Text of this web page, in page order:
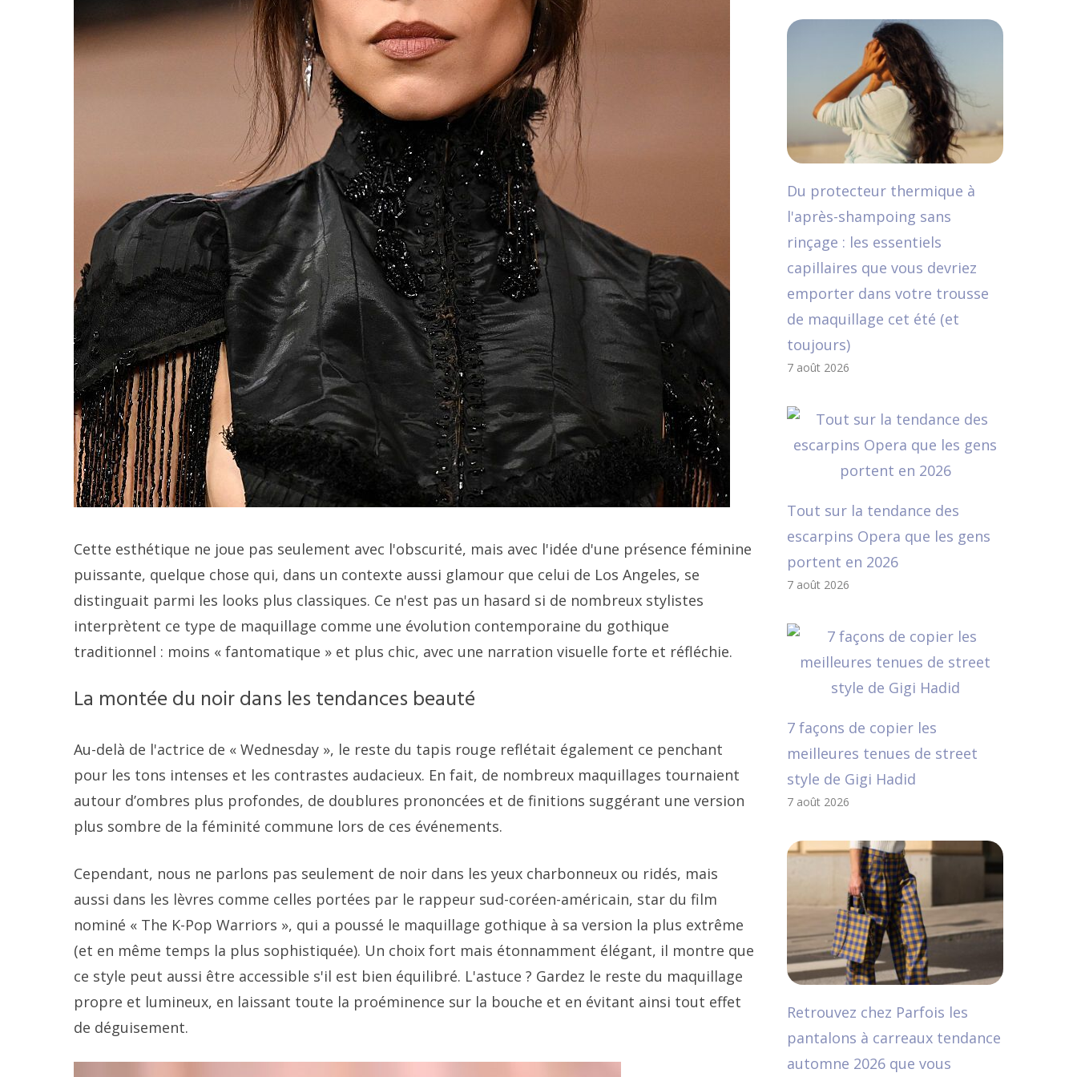
Cette esthétique ne joue pas seulement avec l'obscurité, mais avec l'idée d'une présence féminine
puissante, quelque chose qui, dans un contexte aussi glamour que celui de Los Angeles, se
distinguait parmi les looks plus classiques. Ce n'est pas un hasard si de nombreux stylistes
interprètent ce type de maquillage comme une évolution contemporaine du gothique
traditionnel : moins « fantomatique » et plus chic, avec une narration visuelle forte et réfléchie.
La montée du noir dans les tendances beauté
Au-delà de l'actrice de « Wednesday », le reste du tapis rouge reflétait également ce penchant
pour les tons intenses et les contrastes audacieux. En fait, de nombreux maquillages tournaient
autour d’ombres plus profondes, de doublures prononcées et de finitions suggérant une version
plus sombre de la féminité commune lors de ces événements.
Cependant, nous ne parlons pas seulement de noir dans les yeux charbonneux ou ridés, mais
aussi dans les lèvres comme celles portées par le rappeur sud-coréen-américain, star du film
nominé « The K-Pop Warriors », qui a poussé le maquillage gothique à sa version la plus extrême
(et en même temps la plus sophistiquée). Un choix fort mais étonnamment élégant, il montre que
ce style peut aussi être accessible s'il est bien équilibré. L'astuce ? Gardez le reste du maquillage
propre et lumineux, en laissant toute la proéminence sur la bouche et en évitant ainsi tout effet
de déguisement.
Du protecteur thermique à
l'après-shampoing sans
rinçage : les essentiels
capillaires que vous devriez
emporter dans votre trousse
de maquillage cet été (et
toujours)
7 août 2026
Tout sur la tendance des
escarpins Opera que les gens
portent en 2026
7 août 2026
7 façons de copier les
meilleures tenues de street
style de Gigi Hadid
7 août 2026
Retrouvez chez Parfois les
pantalons à carreaux tendance
automne 2026 que vous